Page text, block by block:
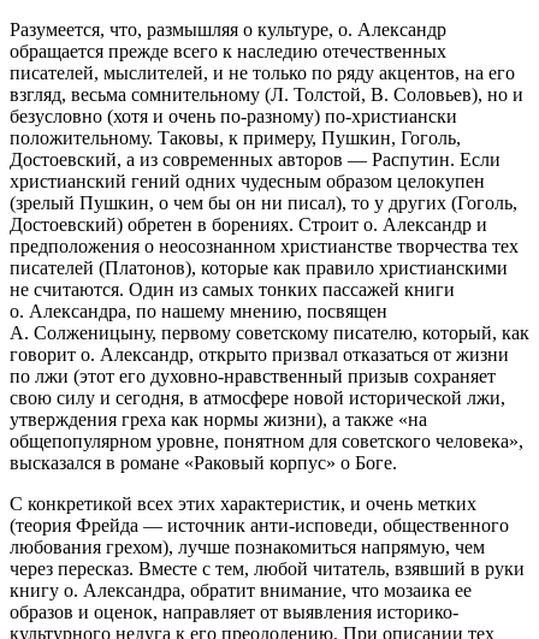
Разумеется, что, размышляя о культуре, о. Александр
обращается прежде всего к наследию отечественных
писателей, мыслителей, и не только по ряду акцентов, на его
взгляд, весьма сомнительному (Л. Толстой, В. Соловьев), но и
безусловно (хотя и очень по-разному) по-христиански
положительному. Таковы, к примеру, Пушкин, Гоголь,
Достоевский, а из современных авторов — Распутин. Если
христианский гений одних чудесным образом целокупен
(зрелый Пушкин, о чем бы он ни писал), то у других (Гоголь,
Достоевский) обретен в борениях. Строит о. Александр и
предположения о неосознанном христианстве творчества тех
писателей (Платонов), которые как правило христианскими
не считаются. Один из самых тонких пассажей книги
о. Александра, по нашему мнению, посвящен
А. Солженицыну, первому советскому писателю, который, как
говорит о. Александр, открыто призвал отказаться от жизни
по лжи (этот его духовно-нравственный призыв сохраняет
свою силу и сегодня, в атмосфере новой исторической лжи,
утверждения греха как нормы жизни), а также «на
общепопулярном уровне, понятном для советского человека»,
высказался в романе «Раковый корпус» о Боге.
С конкретикой всех этих характеристик, и очень метких
(теория Фрейда — источник анти-исповеди, общественного
любования грехом), лучше познакомиться напрямую, чем
через пересказ. Вместе с тем, любой читатель, взявший в руки
книгу о. Александра, обратит внимание, что мозаика ее
образов и оценок, направляет от выявления историко-
культурного недуга к его преодолению. При описании тех